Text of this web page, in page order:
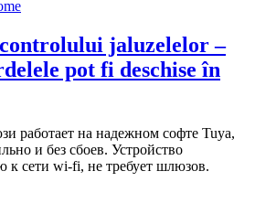
jaluzelelor –
pot fi deschise în
работает на надежном софте Tuya,
и без сбоев. Устройство
к сети wi-fi, не требует шлюзов.